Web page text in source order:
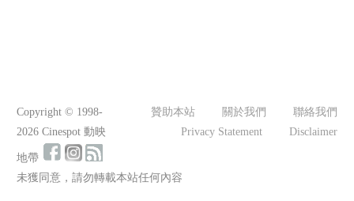
贊助本站 關於我們
聯絡我們
Privacy Statement
Disclaimer
Copyright © 1998-
2026 Cinespot 動映
地帶
未獲同意，請勿轉載本站任何內容